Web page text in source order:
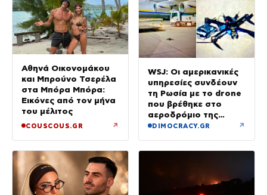
Αθηνά Οικονομάκου
και Μπρούνο Τσερέλα
στα Μπόρα Μπόρα:
Εικόνες από τον μήνα
του μέλιτος
COUSCOUS.GR ↗
WSJ: Οι αμερικανικές
υπηρεσίες συνδέουν
τη Ρωσία με το drone
που βρέθηκε στο
αεροδρόμιο της
Λειψίας
DIMOCRACY.GR ↗